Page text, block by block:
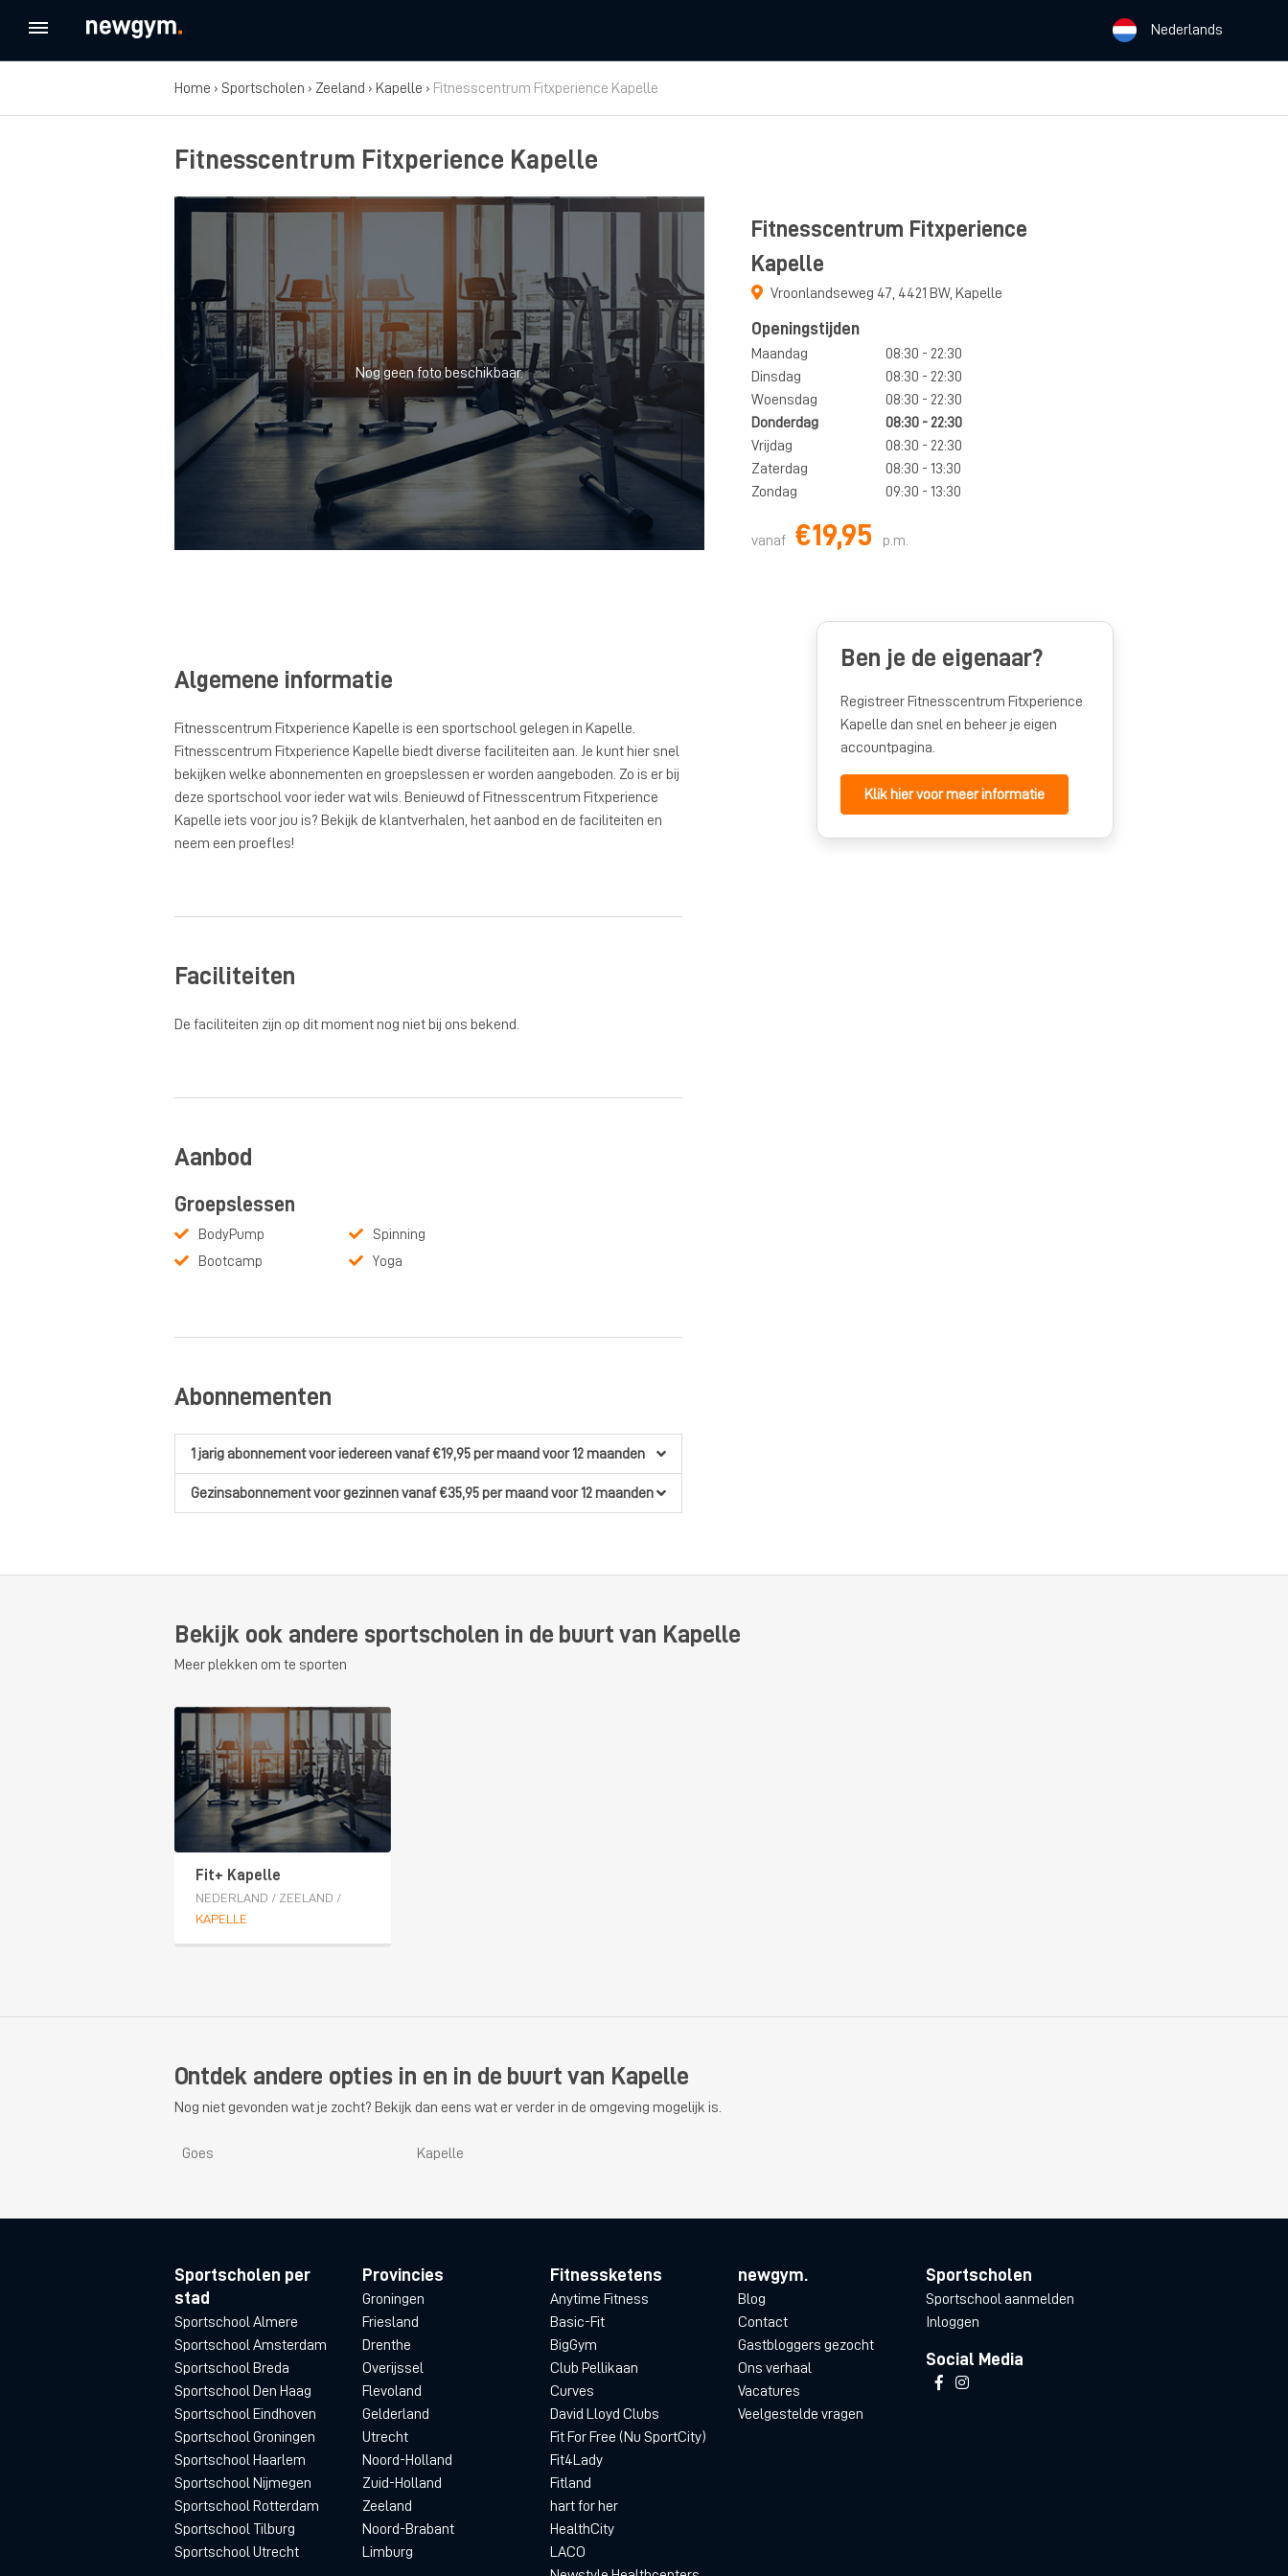
Nederlands
Home › Sportscholen › Zeeland › Kapelle › Fitnesscentrum Fitxperience Kapelle
Fitnesscentrum Fitxperience Kapelle
Nog geen foto beschikbaar.
Fitnesscentrum Fitxperience
Kapelle
Vroonlandseweg 47 4421 BW, Kapelle
Openingstijden
Maandag
08:30 - 22:30
Dinsdag
08:30 - 22:30
Woensdag
08:30 - 22:30
Donderdag
08:30 - 22:30
Vrijdag
08:30 - 22:30
Zaterdag
08:30 - 13:30
Zondag
09:30 - 13:30
vanaf €19,95 p.m.
Algemene informatie
Fitnesscentrum Fitxperience Kapelle is een sportschool gelegen in Kapelle.
Fitnesscentrum Fitxperience Kapelle biedt diverse faciliteiten aan. Je kunt hier snel
bekijken welke abonnementen en groepslessen er worden aangeboden. Zo is er bij
deze sportschool voor ieder wat wils. Benieuwd of Fitnesscentrum Fitxperience
Kapelle iets voor jou is? Bekijk de klantverhalen, het aanbod en de faciliteiten en
neem een proefles!
Faciliteiten
De faciliteiten zijn op dit moment nog niet bij ons bekend.
Aanbod
Groepslessen
BodyPump
Bootcamp
Spinning
Yoga
Abonnementen
1 jarig abonnementvoor iedereenvanaf €19,95per maandvoor 12 maanden
Gezinsabonnementvoor gezinnenvanaf €35,95per maandvoor 12 maanden
Ben je de eigenaar?
Registreer Fitnesscentrum Fitxperience
Kapelle dan snel en beheer je eigen
accountpagina.
Klik hier voor meer informatie
Bekijk ook andere sportscholen in de buurt van Kapelle
Meer plekken om te sporten
Fit+ Kapelle
NEDERLAND / ZEELAND /
KAPELLE
Ontdek andere opties in en in de buurt van Kapelle
Nog niet gevonden wat je zocht? Bekijk dan eens wat er verder in de omgeving mogelijk is.
Goes Kapelle
Sportscholen per
stad
Sportschool Almere
Sportschool Amsterdam
Sportschool Breda
Sportschool Den Haag
Sportschool Eindhoven
Sportschool Groningen
Sportschool Haarlem
Sportschool Nijmegen
Sportschool Rotterdam
Sportschool Tilburg
Sportschool Utrecht
Provincies
Groningen
Friesland
Drenthe
Overijssel
Flevoland
Gelderland
Utrecht
Noord-Holland
Zuid-Holland
Zeeland
Noord-Brabant
Limburg
Fitnessketens
Anytime Fitness
Basic-Fit
BigGym
Club Pellikaan
Curves
David Lloyd Clubs
Fit For Free (Nu SportCity)
Fit4Lady
Fitland
hart for her
HealthCity
LACO
newgym.
Blog
Contact
Gastbloggers gezocht
Ons verhaal
Vacatures
Veelgestelde vragen
Sportscholen
Sportschool aanmelden
Inloggen
Social Media